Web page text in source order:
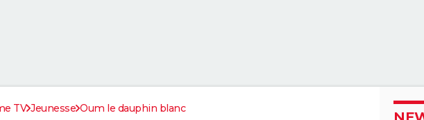
TV Jeunesse Oum le dauphin blanc